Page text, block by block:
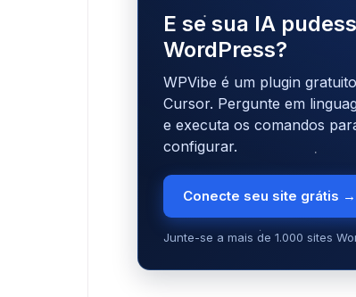
E se sua IA
WordPress?
WPVibe é um plugin
Cursor. Pergunte em
e executa os comandos
configurar.
Conecte seu site grátis →
Junte-se a mais de 1.000 sites